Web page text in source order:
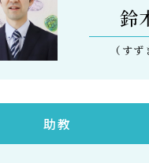
鈴
（す
助教